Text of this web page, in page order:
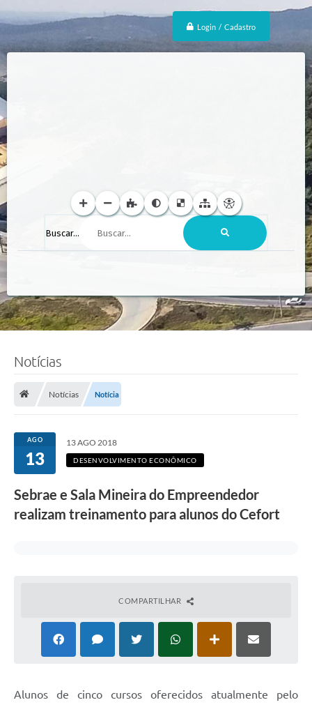
Login / Cadastro
Buscar...
Notícias
Notícias Notícia
AGO
13
13 AGO 2018
DESENVOLVIMENTO ECONÔMICO
Sebrae e Sala Mineira do Empreendedor
realizam treinamento para alunos do Cefort
COMPARTILHAR
Alunos de cinco cursos oferecidos atualmente pelo